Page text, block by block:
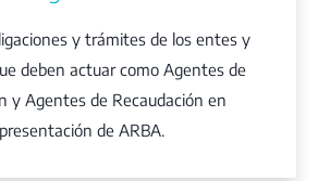
y trámites de los entes y
deben actuar como Agentes de
y Agentes de Recaudación en
de ARBA.